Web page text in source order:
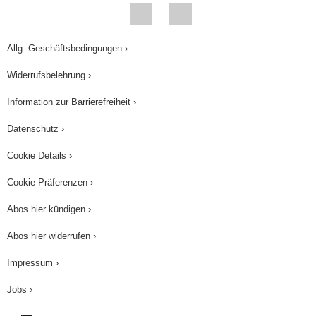
Feinden flüchten konnte.
Pliohippus
Pferden schon stark ähnelte. Pliohippus hatte nur
noch einen Zeh sowie große Backenzähne. Das
Pliozäns vor 4 Mio. Jahren die heutigen Pferde
der GattungEquus
Allg. Geschäftsbedingungen ›
Widerrufsbelehrung ›
Information zur Barrierefreiheit ›
Datenschutz ›
Cookie Details ›
Cookie Präferenzen ›
Abos hier kündigen ›
Abos hier widerrufen ›
Impressum ›
Jobs ›